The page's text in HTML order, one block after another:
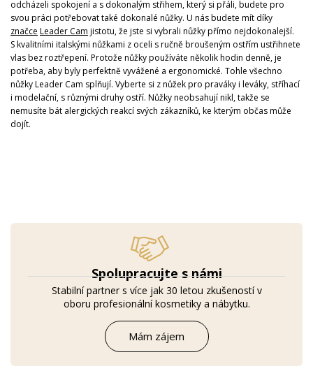
Spolupracujte s námi
Stabilní partner s více jak 30 letou zkušeností v
oboru profesionální kosmetiky a nábytku.
Mám zájem
odcházeli spokojení a s dokonalým střihem, který si přáli, budete pro
svou práci potřebovat také dokonalé nůžky. U nás budete mít díky
značce Leader Cam jistotu, že jste si vybrali nůžky přímo nejdokonalejší.
S kvalitními italskými nůžkami z oceli s ručně broušeným ostřím ustřihnete
vlas bez roztřepení. Protože nůžky používáte několik hodin denně, je
potřeba, aby byly perfektně vyvážené a ergonomické. Tohle všechno
nůžky Leader Cam splňují. Vyberte si z nůžek pro praváky i leváky, stříhací
i modelační, s různými druhy ostří. Nůžky neobsahují nikl, takže se
nemusíte bát alergických reakcí svých zákazníků, ke kterým občas může
dojít.